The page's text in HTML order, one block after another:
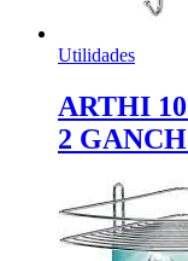
Utilidades
ARTHI
2